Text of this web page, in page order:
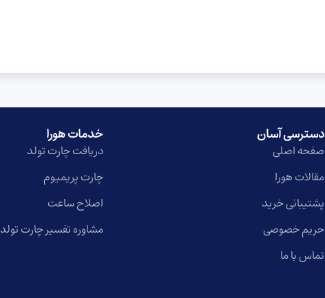
دسترسی آسان
صفحه اصلی
مقالات هورا
پشتیبانی خرید
حریم خصوصی
تماس با ما
خدمات هورا
دریافت چارت تولد
چارت پریمیوم
اصلاح ساعت
مشاوره تفسیر چارت تولد